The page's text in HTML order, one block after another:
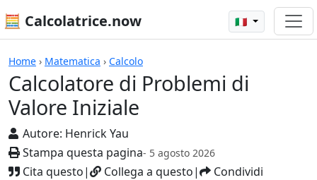
🧮 Calcolatrice.now 🇮🇹
Home › Matematica › Calcolo
Calcolatore di Problemi di
Valore Iniziale
Autore: Henrick Yau
Stampa questa pagina- 5 agosto 2026
Cita questo| Collega a questo| Condividi
Calcolatrici